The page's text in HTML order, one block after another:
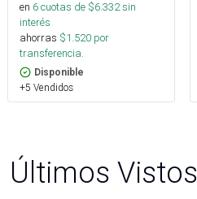
en 6cuotas de $6.332sin
interés
ahorras $1.520 por
transferencia.
Disponible
+5 Vendidos
Últimos Vistos